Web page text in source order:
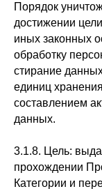
Порядок
достижении
иных законных
обработку
стирание
единиц
составлением
данных.
3.1.8. Цель:
прохождении
Категории и